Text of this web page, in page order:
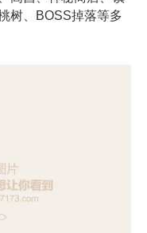
树、BOSS掉落等多